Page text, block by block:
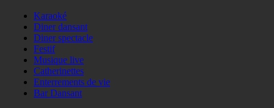
Karaoké
Diner dansant
Diner spectacle
Festif
Musique live
Catherinettes
Enterrements de vie
Bar Dansant